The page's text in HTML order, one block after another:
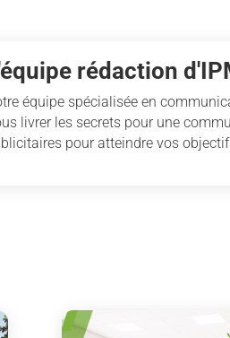
rédaction
équipe spécialisée en
livrer les secrets pour une
pour atteindre vos